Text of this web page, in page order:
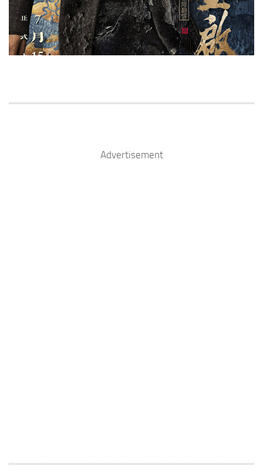
Advertisement